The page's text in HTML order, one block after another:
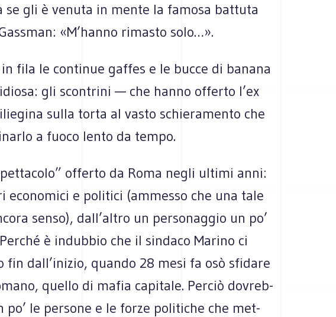
se gli è venuta in mente la famosa bat­tuta
«M’hanno rima­sto solo…».
fila le con­ti­nue gaf­fes e le bucce di banana
gli scon­trini — che hanno offerto l’ex
sulla torta al vasto schie­ra­mento che
a fuoco lento da tempo.
offerto da Roma negli ultimi anni:
eco­no­mici e poli­tici (ammesso che una tale
senso), dall’altro un per­so­nag­gio un po’
è indub­bio che il sin­daco Marino ci
fin dall’inizio, quando 28 mesi fa osò sfi­dare
quello di mafia capi­tale. Per­ciò dovreb­
po’ le per­sone e le forze poli­ti­che che met­